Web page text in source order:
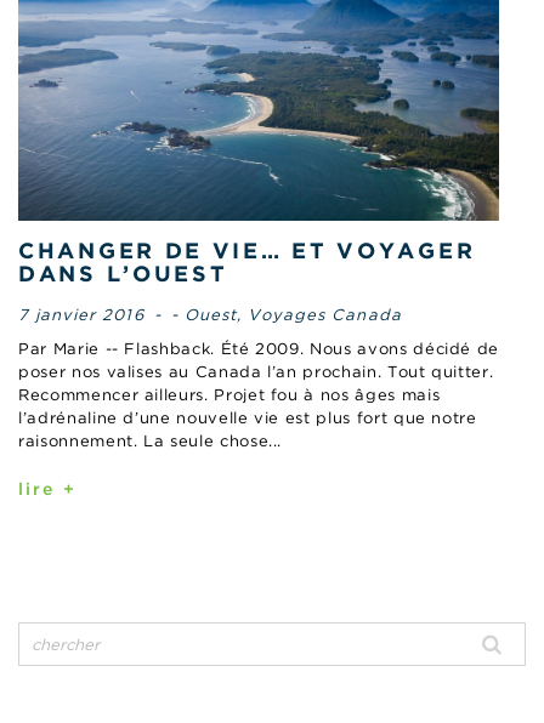
CHANGER DE VIE… ET VOYAGER
DANS L’OUEST
7 janvier 2016 - - Ouest, Voyages Canada
Par Marie -- Flashback. Été 2009. Nous avons décidé de
poser nos valises au Canada l’an prochain. Tout quitter.
Recommencer ailleurs. Projet fou à nos âges mais
l’adrénaline d’une nouvelle vie est plus fort que notre
raisonnement. La seule chose...
lire +